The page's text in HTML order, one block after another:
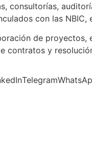
consultorías,
con las
de
contratos y
Telegram